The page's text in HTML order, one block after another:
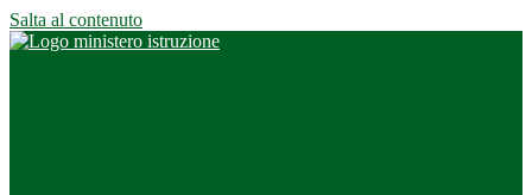
Salta al contenuto